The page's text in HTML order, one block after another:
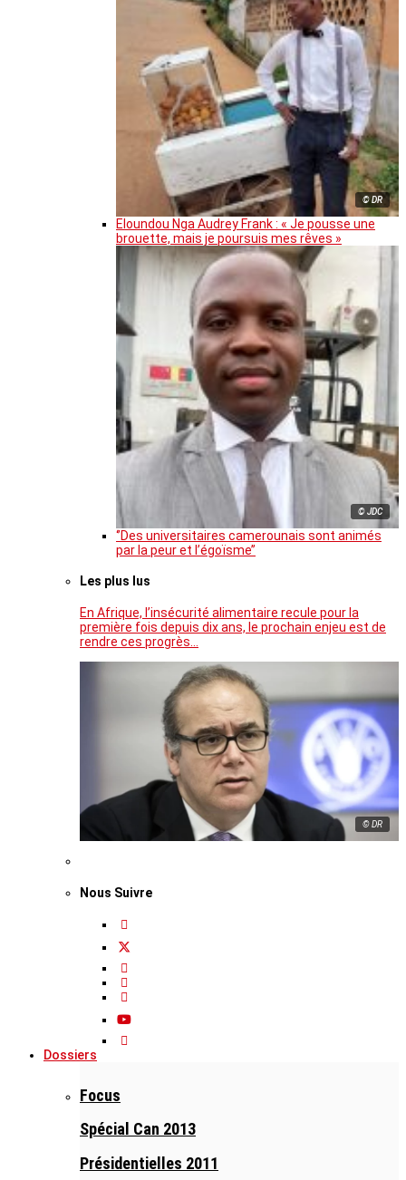
© DR
Eloundou Nga Audrey Frank : « Je pousse une
brouette, mais je poursuis mes rêves »
© JDC
‘’Des universitaires camerounais sont animés
par la peur et l’égoïsme’’
Les plus lus
En Afrique, l’insécurité alimentaire recule pour la
première fois depuis dix ans, le prochain enjeu est de
rendre ces progrès…
© DR
Nous Suivre
Dossiers
Focus
Spécial Can 2013
Présidentielles 2011